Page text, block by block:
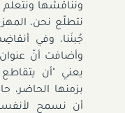
ونناقشها
نتطلّع نحن،
جُبنَنا، وفي
وأضافت أنّ
يعني "أن
بزمنها الحاضر،
أن نسمح